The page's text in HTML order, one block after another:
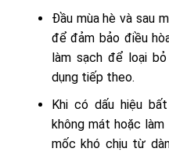
Đầu mùa hè và sau
để đảm bảo điều
làm sạch để loại
dụng tiếp theo.
Khi có dấu hiệu
không mát hoặc làm
mốc khó chịu từ